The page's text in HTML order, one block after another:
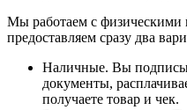
Мы работаем с
предоставляем сразу два
Наличные. Вы
документы,
получаете товар и чек.